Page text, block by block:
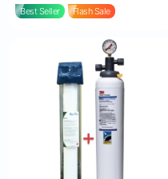
Best Seller Flash Sale